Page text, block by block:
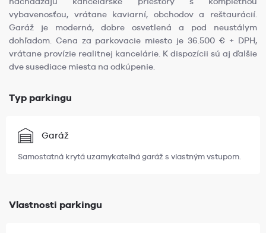
vybavenosťou, vrátane kaviarní, obchodov a reštaurácií.
Garáž je moderná, dobre osvetlená a pod neustálym
dohľadom. Cena za parkovacie miesto je 36.500 € + DPH,
vrátane provízie realitnej kancelárie. K dispozícii sú aj ďalšie
dve susediace miesta na odkúpenie.
Typ parkingu
Garáž
Samostatná krytá uzamykateľná garáž s vlastným vstupom.
Vlastnosti parkingu